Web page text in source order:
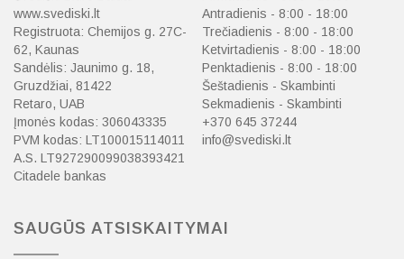
www.svediski.lt
Registruota: Chemijos g. 27C-
62, Kaunas
Sandėlis: Jaunimo g. 18,
Gruzdžiai, 81422
Retaro, UAB
Įmonės kodas: 306043335
PVM kodas: LT100015114011
A.S. LT927290099038393421
Citadele bankas
Antradienis - 8:00 - 18:00
Trečiadienis - 8:00 - 18:00
Ketvirtadienis - 8:00 - 18:00
Penktadienis - 8:00 - 18:00
Šeštadienis - Skambinti
Sekmadienis - Skambinti
+370 645 37244
info@svediski.lt
SAUGŪS ATSISKAITYMAI